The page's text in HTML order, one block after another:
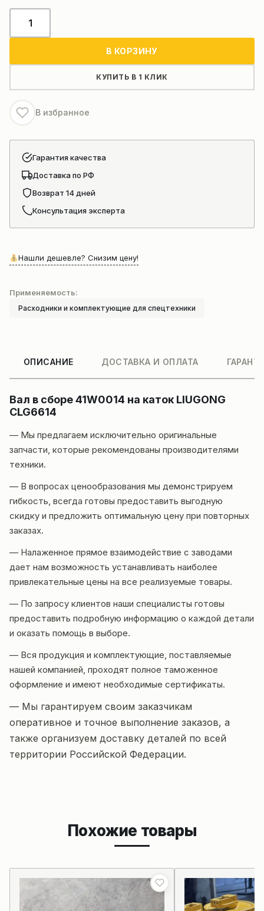
товара
41W0014
В КОРЗИНУ
КУПИТЬ В 1 КЛИК
В избранное
Гарантия качества
Доставка по РФ
Возврат 14 дней
Консультация эксперта
Нашли дешевле? Снизим цену!
Применяемость:
Расходники и комплектующие для спецтехники
ОПИСАНИЕ ДОСТАВКА И ОПЛАТА
Вал в сборе 41W0014 на каток LIUGONG
CLG6614
— Мы предлагаем исключительно оригинальные
запчасти, которые рекомендованы производителями
техники.
— В вопросах ценообразования мы демонстрируем
гибкость, всегда готовы предоставить выгодную
скидку и предложить оптимальную цену при повторных
заказах.
— Налаженное прямое взаимодействие с заводами
дает нам возможность устанавливать наиболее
привлекательные цены на все реализуемые товары.
— По запросу клиентов наши специалисты готовы
предоставить подробную информацию о каждой детали
и оказать помощь в выборе.
— Вся продукция и комплектующие, поставляемые
нашей компанией, проходят полное таможенное
оформление и имеют необходимые сертификаты.
— Мы гарантируем своим заказчикам
оперативное и точное выполнение заказов, а
также организуем доставку деталей по всей
территории Российской Федерации.
Похожие товары